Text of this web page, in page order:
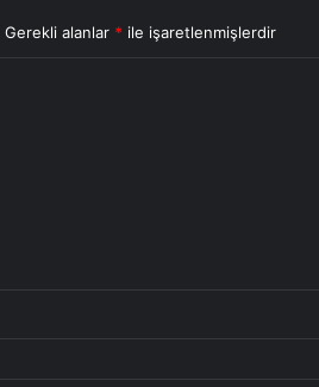
Gerekli alanlar * ile işaretlenmişlerdir